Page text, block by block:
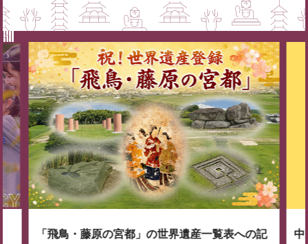
「飛鳥・藤原の宮都」の世界遺産一覧表への記
中